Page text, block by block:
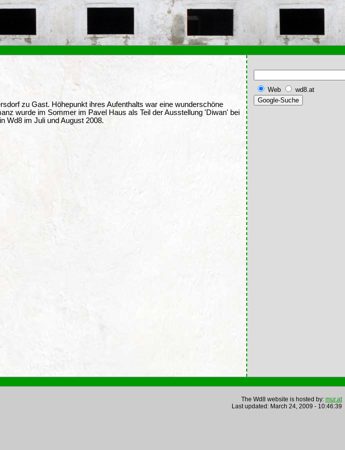
Web wd8.at
zu Gast. Höhepunkt ihres Aufenthalts war eine wunderschöne
wurde im Sommer im Pavel Haus als Teil der Ausstellung 'Diwan' bei
Wd8 im Juli und August 2008.
The Wd8 website is hosted by: mur.at
Last updated: March 24, 2009 - 10:46:39